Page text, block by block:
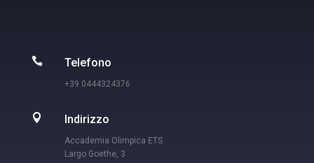
 Telefono
+39 0444324376
 Indirizzo
Accademia Olimpica ETS
Largo Goethe, 3